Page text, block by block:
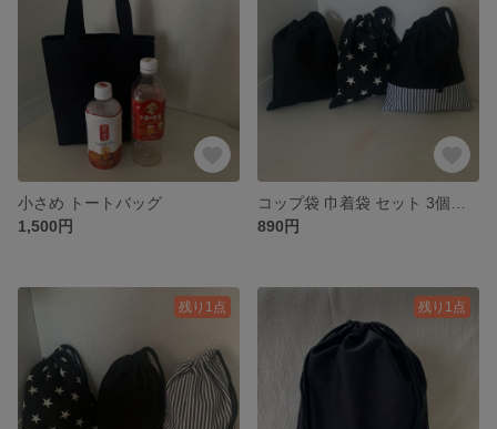
小さめ トートバッグ
1,500円
890円
残り1点 残り1点